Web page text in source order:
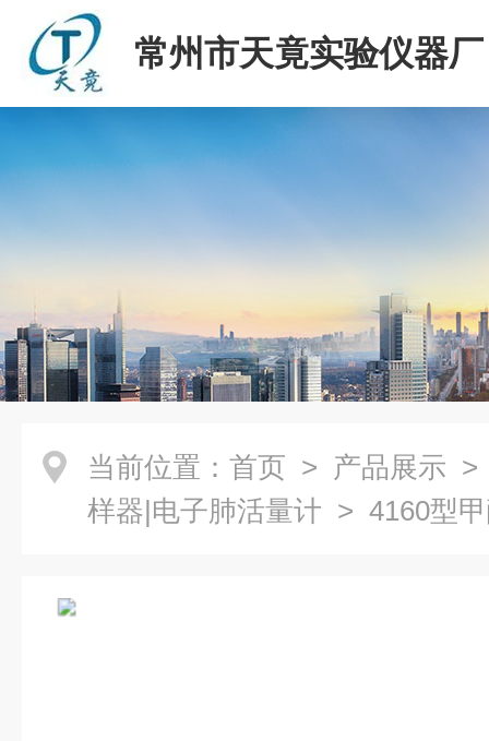
常州市天竟实验仪器厂
当前位置： 首页 > 产品展示
样器|电子肺活量计 > 4160型